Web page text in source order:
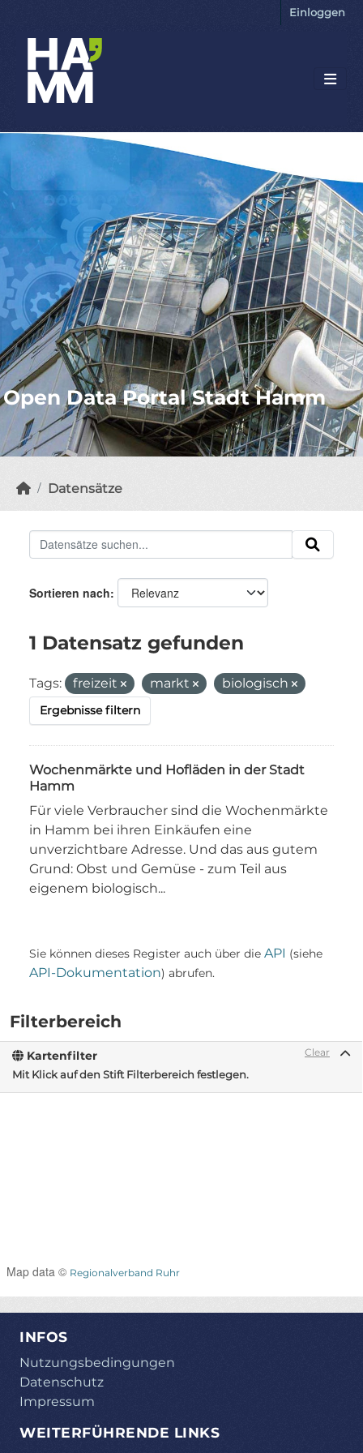
Einloggen
Open Data Portal Stadt Hamm
Datensätze
Filterbereich
Clear
Kartenfilter
Mit Klick auf den Stift Filterbereich festlegen.
Map data © Regionalverband Ruhr
Sortieren nach
1 Datensatz gefunden
Tags: freizeit markt biologisch
Ergebnisse filtern
Wochenmärkte und Hofläden in der Stadt
Hamm
Für viele Verbraucher sind die Wochenmärkte
in Hamm bei ihren Einkäufen eine
unverzichtbare Adresse. Und das aus gutem
Grund: Obst und Gemüse - zum Teil aus
eigenem biologisch...
Sie können dieses Register auch über die API (siehe
API-Dokumentation) abrufen.
INFOS
Nutzungsbedingungen
Datenschutz
Impressum
WEITERFÜHRENDE LINKS